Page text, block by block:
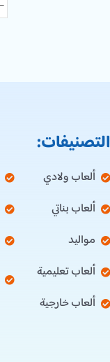
التصنيفات:
ألعاب ولادي
ألعاب بناتي
مواليد
ألعاب تعليمية
ألعاب خارجية